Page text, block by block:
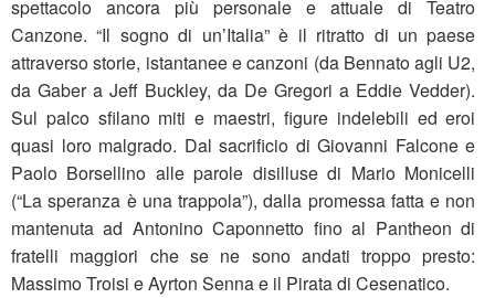
spettacolo ancora più personale e attuale di Teatro
Canzone. “Il sogno di un’Italia” è il ritratto di un paese
attraverso storie, istantanee e canzoni (da Bennato agli U2,
da Gaber a Jeff Buckley, da De Gregori a Eddie Vedder).
Sul palco sfilano miti e maestri, figure indelebili ed eroi
quasi loro malgrado. Dal sacrificio di Giovanni Falcone e
Paolo Borsellino alle parole disilluse di Mario Monicelli
(“La speranza è una trappola”), dalla promessa fatta e non
mantenuta ad Antonino Caponnetto fino al Pantheon di
fratelli maggiori che se ne sono andati troppo presto:
Massimo Troisi e Ayrton Senna e il Pirata di Cesenatico.